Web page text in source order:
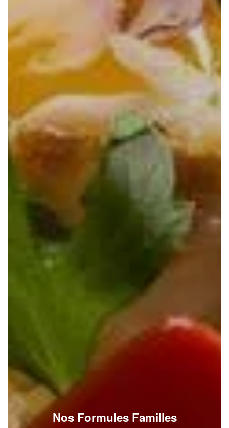
Nos Formules Familles